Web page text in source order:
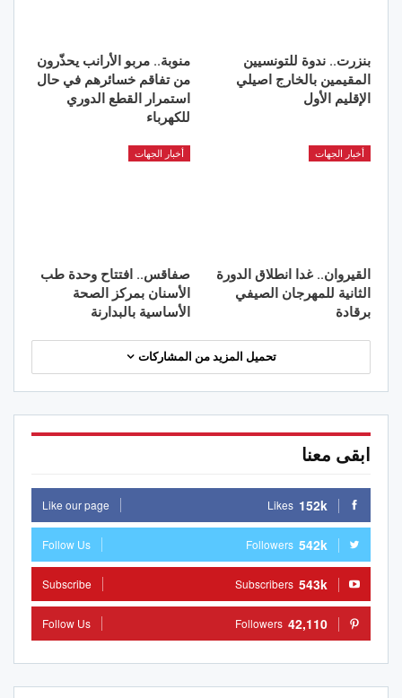
بنزرت.. ندوة للتونسيين
المقيمين بالخارج اصيلي
الإقليم الأول
منوبة.. مربو الأرانب يحذّرون
من تفاقم خسائرهم في حال
استمرار القطع الدوري
للكهرباء
أخبار الجهات
القيروان.. غدا انطلاق الدورة
الثانية للمهرجان الصيفي
برقادة
أخبار الجهات
صفاقس.. افتتاح وحدة طب
الأسنان بمركز الصحة
الأساسية بالبدارنة
تحميل المزيد من المشاركات
ابقى معنا
152k
Likes
Like our page
542k
Followers
Follow Us
543k
Subscribers
Subscribe
42,110
Followers
Follow Us